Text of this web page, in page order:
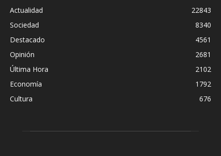
Actualidad
22843
Sociedad
8340
Destacado
4561
Opinión
2681
Última Hora
2102
Economía
1792
Cultura
676